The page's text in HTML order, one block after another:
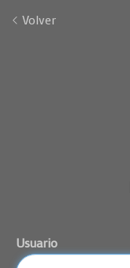
Volver
Usuario